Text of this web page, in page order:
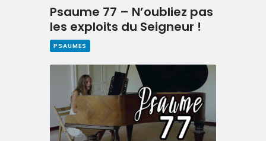
Psaume 77 – N’oubliez pas
les exploits du Seigneur !
PSAUMES